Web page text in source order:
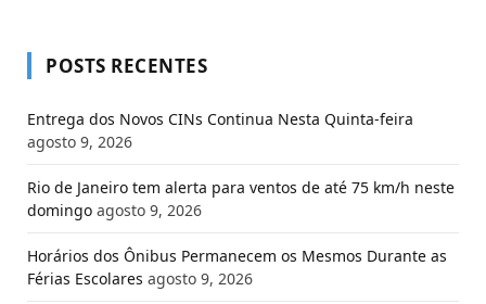
POSTS RECENTES
Entrega dos Novos CINs Continua Nesta Quinta-feira
agosto 9, 2026
Rio de Janeiro tem alerta para ventos de até 75 km/h neste
domingo agosto 9, 2026
Horários dos Ônibus Permanecem os Mesmos Durante as
Férias Escolares agosto 9, 2026